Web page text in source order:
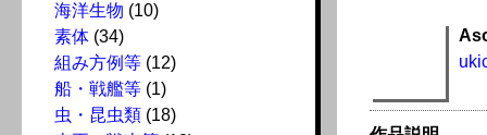
海洋生物 (10)
素体 (34)
組み方例等 (12)
船・戦艦等 (1)
虫・昆虫類 (18)